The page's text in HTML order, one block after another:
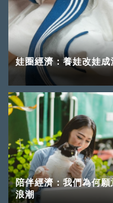
娃圈經濟：養娃改娃
陪伴經濟：我們為何
浪潮